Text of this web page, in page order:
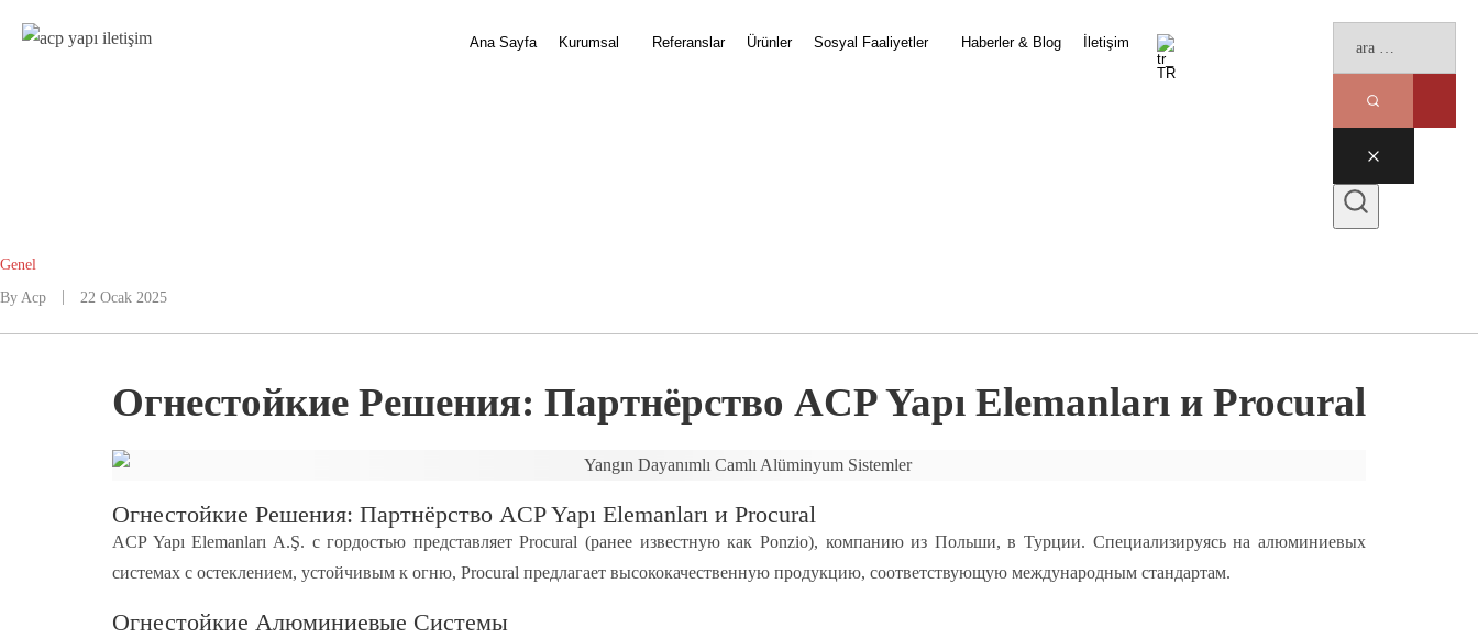
Ana Sayfa Kurumsal Referanslar Ürünler Sosyal Faaliyetler Haberler & Blog İletişim
Genel
By Acp 22 Ocak 2025
Огнестойкие Решения: Партнёрство ACP Yapı Elemanları и Procural
Огнестойкие Решения: Партнёрство ACP Yapı Elemanları и Procural
ACP Yapı Elemanları A.Ş. с гордостью представляет Procural (ранее известную как Ponzio), компанию из Польши, в Турции. Специализируясь на алюминиевых
системах с остеклением, устойчивым к огню, Procural предлагает высококачественную продукцию, соответствующую международным стандартам.
Огнестойкие Алюминиевые Системы